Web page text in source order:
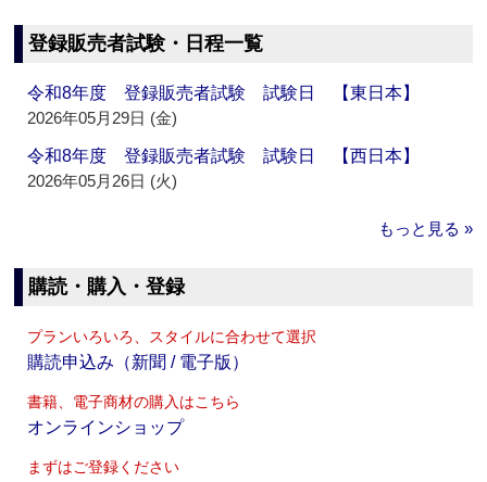
登録販売者試験・日程一覧
令和8年度 登録販売者試験 試験日 【東日本】
2026年05月29日 (金)
令和8年度 登録販売者試験 試験日 【西日本】
2026年05月26日 (火)
もっと見る »
購読・購入・登録
プランいろいろ、スタイルに合わせて選択
購読申込み（新聞 / 電子版）
書籍、電子商材の購入はこちら
オンラインショップ
まずはご登録ください